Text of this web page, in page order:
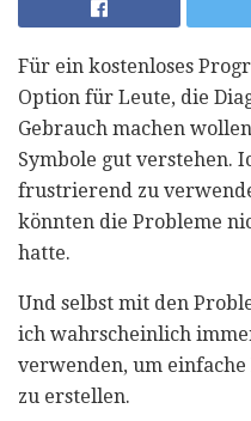
Für ein kostenloses
Option für Leute, die
Gebrauch machen
Symbole gut verstehen.
frustrierend zu
könnten die Probleme
hatte.
Und selbst mit den
ich wahrscheinlich
verwenden, um
zu erstellen.